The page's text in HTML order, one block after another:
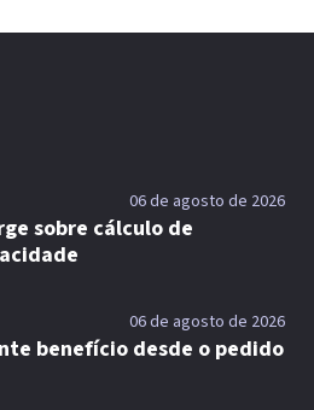
06 de agosto de 2026
sobre cálculo de
06 de agosto de 2026
benefício desde o pedido